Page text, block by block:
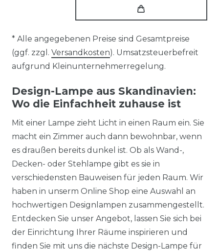
* Alle angegebenen Preise sind Gesamtpreise
(ggf. zzgl. Versandkosten). Umsatzsteuerbefreit
aufgrund Kleinunternehmerregelung.
Design-Lampe aus Skandinavien:
Wo die Einfachheit zuhause ist
Mit einer Lampe zieht Licht in einen Raum ein. Sie
macht ein Zimmer auch dann bewohnbar, wenn
es draußen bereits dunkel ist. Ob als Wand-,
Decken- oder Stehlampe gibt es sie in
verschiedensten Bauweisen für jeden Raum. Wir
haben in unserm Online Shop eine Auswahl an
hochwertigen Designlampen zusammengestellt.
Entdecken Sie unser Angebot, lassen Sie sich bei
der Einrichtung Ihrer Räume inspirieren und
finden Sie mit uns die nächste Design-Lampe für